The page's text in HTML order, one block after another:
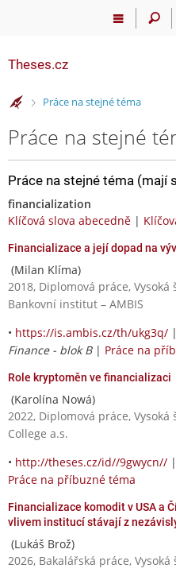
Theses.cz
>Práce na stejné téma
Práce na stejné
Práce na stejné téma (mají
financialization
Klíčová slova abecedně |
Financializace a její dopad na
(Milan Klíma)
2018, Diplomová práce,
Bankovní institut – AMBIS
• https://is.ambis.cz/th/ukg3q/ |
Finance - blok B| Práce na
Role kryptoměn ve financializaci
(Karolína Nowá)
2022, Diplomová práce, Vysoká
College a.s.
• http://theses.cz/id//9gwycn// |
Práce na příbuzné téma
Financializace komodit v USA a
vlivem institucí stávají z
(Lukáš Brož)
2026, Bakalářská práce,